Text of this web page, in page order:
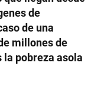
de
de una
millones de
pobreza asola